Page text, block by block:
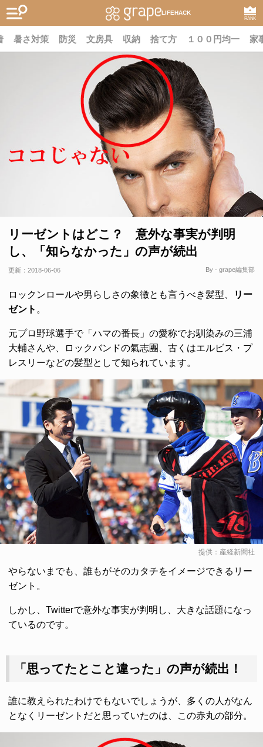
LIFEHACK
RANK
暑さ対策 防災 文房具 収納 捨て方 １００円均一 家
リーゼントはどこ？ 意外な事実が判明
し、「知らなかった」の声が続出
更新： 2018-06-06 By - grape編集部
ロックンロールや男らしさの象徴とも言うべき髪型、
リー
ゼント 。
元プロ野球選手で「ハマの番長」の愛称でお馴染みの三浦
大輔さんや、ロックバンドの氣志團、古くはエルビス・プ
レスリーなどの髪型として知られています。
提供：産経新聞社
やらないまでも、誰もがそのカタチをイメージできるリー
ゼント。
しかし、Twitterで意外な事実が判明し、大きな話題になっ
ているのです。
「思ってたとこと違った」の声が続出！
誰に教えられたわけでもないでしょうが、多くの人がなん
となくリーゼントだと思っていたのは、この赤丸の部分。